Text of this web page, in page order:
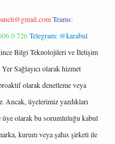
Teams:
0 726Telegram: @karabul
Bilgi Teknolojileri ve İletişim
Sağlayıcı olarak hizmet
olarak denetleme veya
Ancak, üyelerimiz yazdıkları
olarak bu sorumluluğu kabul
kurum veya şahıs şirketi ile